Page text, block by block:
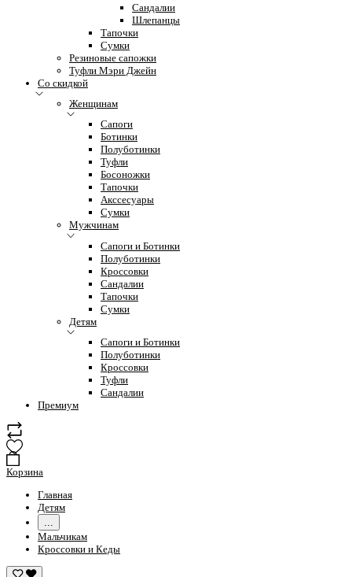
Сандалии
Шлепанцы
Тапочки
Сумки
Резиновые сапожки
Туфли Мэри Джейн
Со скидкой
Женщинам
Сапоги
Ботинки
Полуботинки
Туфли
Босоножки
Тапочки
Акссесуары
Сумки
Мужчинам
Сапоги и Ботинки
Полуботинки
Кроссовки
Сандалии
Тапочки
Сумки
Детям
Сапоги и Ботинки
Полуботинки
Кроссовки
Туфли
Сандалии
Премиум
Корзина
Главная
Детям
...
Мальчикам
Кроссовки и Кеды